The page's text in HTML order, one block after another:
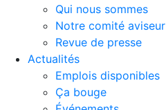
Qui nous sommes
Notre comité aviseur
Revue de presse
Actualités
Emplois disponibles
Ça bouge